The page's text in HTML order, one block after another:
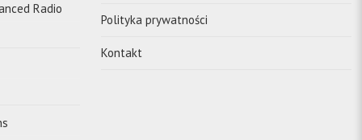
Radio
Polityka prywatności
Kontakt